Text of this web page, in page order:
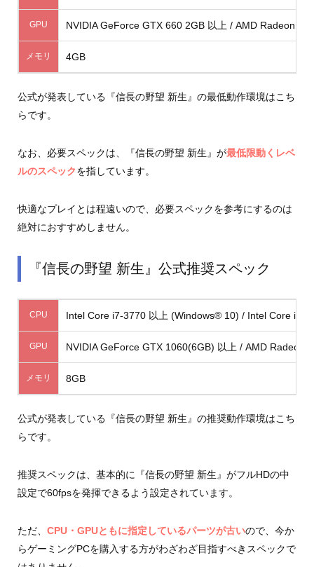
GPU NVIDIA GeForce GTX 660 2GB 以上 / AMD Radeon R7
メモリ 4GB
公式が発表している『信長の野望 新生』の最低動作環境はこち
らです。
なお、必要スペックは、『信長の野望 新生』が最低限動くレベ
ルのスペックを指しています。
快適なプレイとは程遠いので、必要スペックを参考にするのは
絶対におすすめしません。
『信長の野望 新生』公式推奨スペック
CPU Intel Core i7-3770 以上 (Windows® 10) / Intel Core i3-
GPU NVIDIA GeForce GTX 1060(6GB) 以上 / AMD Radeon
メモリ 8GB
公式が発表している『信長の野望 新生』の推奨動作環境はこち
らです。
推奨スペックは、基本的に『信長の野望 新生』がフルHDの中
設定で60fpsを発揮できるよう設定されています。
ただ、 CPU・GPUともに指定しているパーツが古いので、今か
らゲーミングPCを購入する方がわざわざ目指すべきスペックで